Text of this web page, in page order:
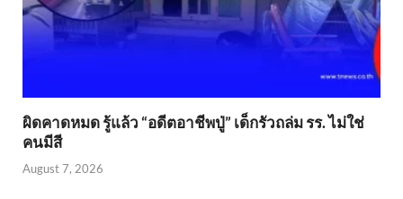
ผิดคาดหมด รู้แล้ว “อดีตอาชีพปู่” เด็กรัวถล่ม รร. ไม่ใช่
คนมีสี
August 7, 2026